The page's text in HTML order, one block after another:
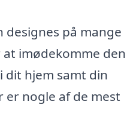
på mange
imødekomme den
dit hjem samt din
er nogle af de mest